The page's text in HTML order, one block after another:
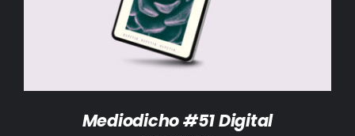
Mediodicho #51 Digital